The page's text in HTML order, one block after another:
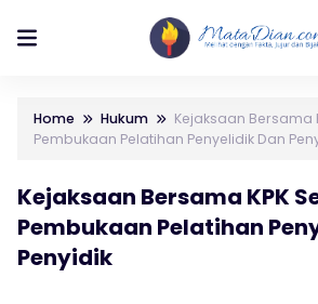
Home Hukum
Kejaksaan Bersama
Pembukaan Pelatihan Penyelidik Dan
Kejaksaan Bersama KPK
Pembukaan Pelatihan
Penyidik